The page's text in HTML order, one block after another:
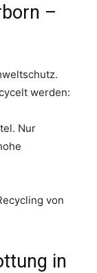
–
werden:
Nur
von
in